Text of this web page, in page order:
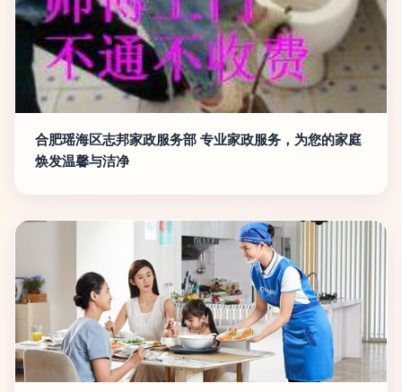
合肥瑶海区志邦家政服务部 专业家政服务，为您的家庭
焕发温馨与洁净